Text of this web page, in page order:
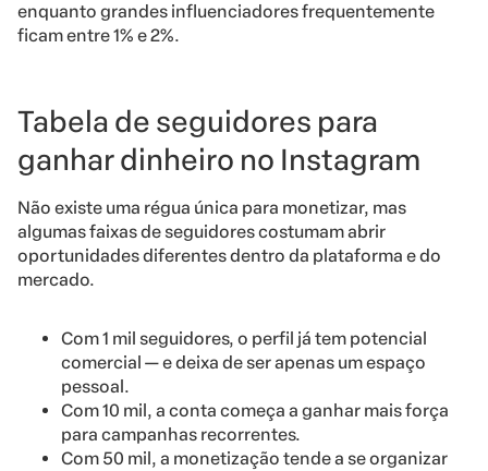
enquanto grandes influenciadores frequentemente
ficam entre 1% e 2%.
Tabela de seguidores para
ganhar dinheiro no Instagram
Não existe uma régua única para monetizar, mas
algumas faixas de seguidores costumam abrir
oportunidades diferentes dentro da plataforma e do
mercado.
Com 1 mil seguidores, o perfil já tem potencial
comercial — e deixa de ser apenas um espaço
pessoal.
Com 10 mil, a conta começa a ganhar mais força
para campanhas recorrentes.
Com 50 mil, a monetização tende a se organizar